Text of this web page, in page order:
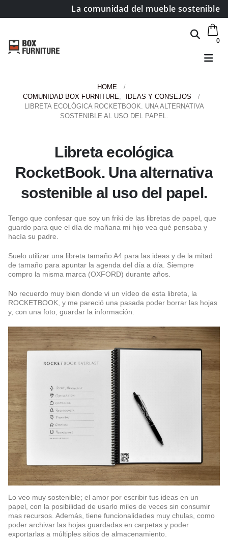
La comunidad del mueble sostenible
0
HOME
COMUNIDAD BOX FURNITURE,
IDEAS Y CONSEJOS
LIBRETA ECOLÓGICA ROCKETBOOK. UNA ALTERNATIVA
SOSTENIBLE AL USO DEL PAPEL.
Libreta ecológica
RocketBook. Una alternativa
sostenible al uso del papel.
Tengo que confesar que soy un friki de las libretas de papel, que
guardo para que el día de mañana mi hijo vea qué pensaba y
hacía su padre.
Suelo utilizar una libreta tamaño A4 para las ideas y de la mitad
de tamaño para apuntar la agenda del día a día. Siempre
compro la misma marca (OXFORD) durante años.
No recuerdo muy bien donde vi un vídeo de esta libreta, la
ROCKETBOOK, y me pareció una pasada poder borrar las hojas
y, con una foto, guardar la información.
Lo veo muy sostenible; el amor por escribir tus ideas en un
papel, con la posibilidad de usarlo miles de veces sin consumir
mas recursos. Además, tiene funcionalidades muy chulas, como
poder archivar las hojas guardadas en carpetas y poder
exportarlas a múltiples sitios de almacenamiento.